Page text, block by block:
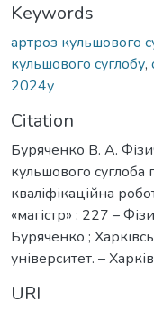
Keywords
артроз кульшового
кульшового суглобу,
2024у
Citation
Буряченко В. А.
кульшового суглоба
кваліфікаційна
«магістр» : 227 –
Буряченко ;
університет. –
URI